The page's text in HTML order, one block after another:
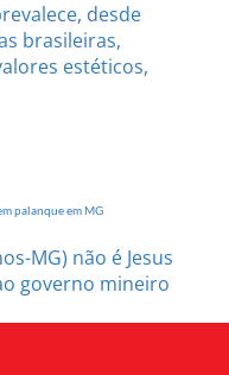
desde
brasileiras,
estéticos,
palanque em MG
MG) não é Jesus
governo mineiro